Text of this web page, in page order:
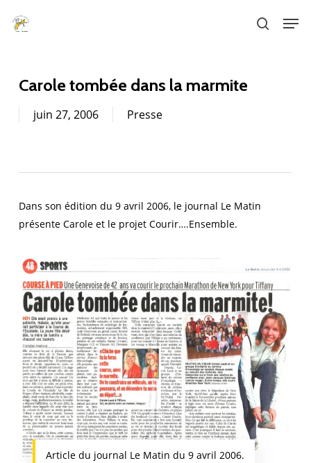
search
Carole tombée dans la marmite
juin 27, 2006 Presse
Dans son édition du 9 avril 2006, le journal Le Matin
présente Carole et le projet Courir….Ensemble.
Article du journal Le Matin du 9 avril 2006.